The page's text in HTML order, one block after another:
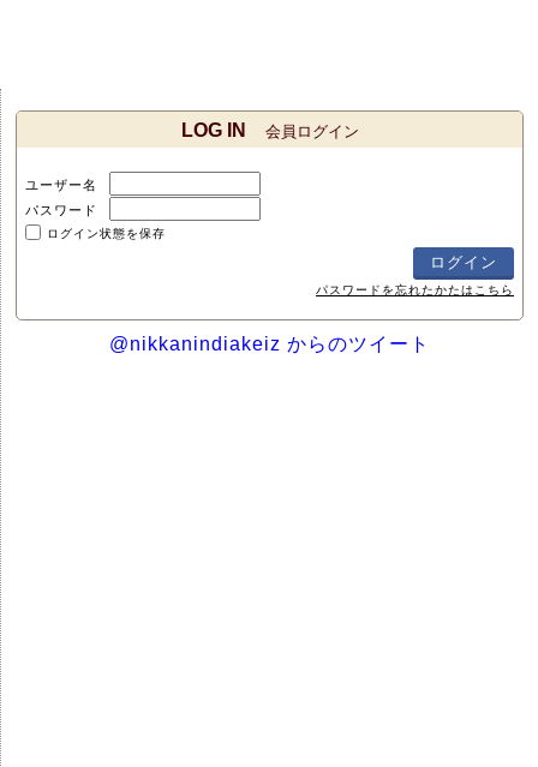
LOG IN 会員ログイン
ユーザー名
パスワード
ログイン状態を保存
パスワードを忘れたかたはこちら
@nikkanindiakeiz からのツイート